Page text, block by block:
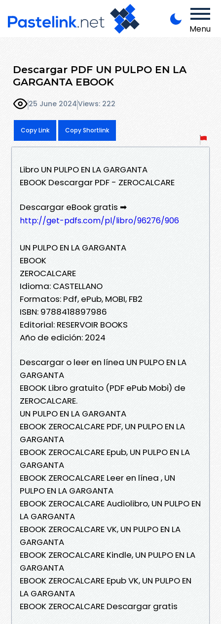
Menu
Descargar PDF UN PULPO EN LA
GARGANTA EBOOK
25 June 2024Views: 222
Copy Link Copy Shortlink
Libro UN PULPO EN LA GARGANTA
EBOOK Descargar PDF - ZEROCALCARE
Descargar eBook gratis ➡
http://get-pdfs.com/pl/libro/96276/906
UN PULPO EN LA GARGANTA
EBOOK
ZEROCALCARE
Idioma: CASTELLANO
Formatos: Pdf, ePub, MOBI, FB2
ISBN: 9788418897986
Editorial: RESERVOIR BOOKS
Año de edición: 2024
Descargar o leer en línea UN PULPO EN LA
GARGANTA
EBOOK Libro gratuito (PDF ePub Mobi) de
ZEROCALCARE.
UN PULPO EN LA GARGANTA
EBOOK ZEROCALCARE PDF, UN PULPO EN LA
GARGANTA
EBOOK ZEROCALCARE Epub, UN PULPO EN LA
GARGANTA
EBOOK ZEROCALCARE Leer en línea , UN
PULPO EN LA GARGANTA
EBOOK ZEROCALCARE Audiolibro, UN PULPO EN
LA GARGANTA
EBOOK ZEROCALCARE VK, UN PULPO EN LA
GARGANTA
EBOOK ZEROCALCARE Kindle, UN PULPO EN LA
GARGANTA
EBOOK ZEROCALCARE Epub VK, UN PULPO EN
LA GARGANTA
EBOOK ZEROCALCARE Descargar gratis